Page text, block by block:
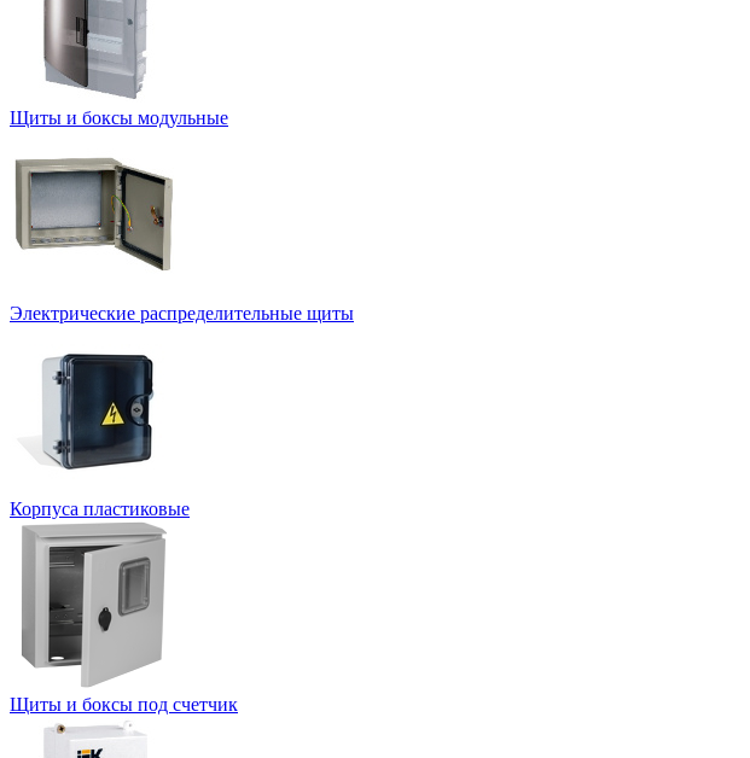
Щиты и боксы модульные
Электрические распределительные щиты
Корпуса пластиковые
Щиты и боксы под счетчик